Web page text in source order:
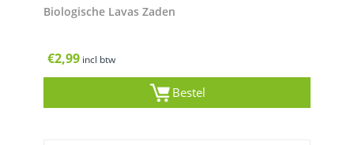
Biologische Lavas Zaden
€2,99 incl btw
Bestel